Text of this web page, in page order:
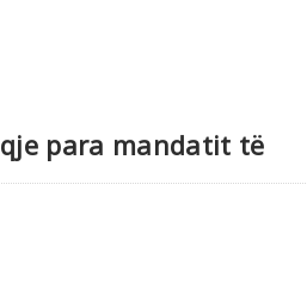
para mandatit të